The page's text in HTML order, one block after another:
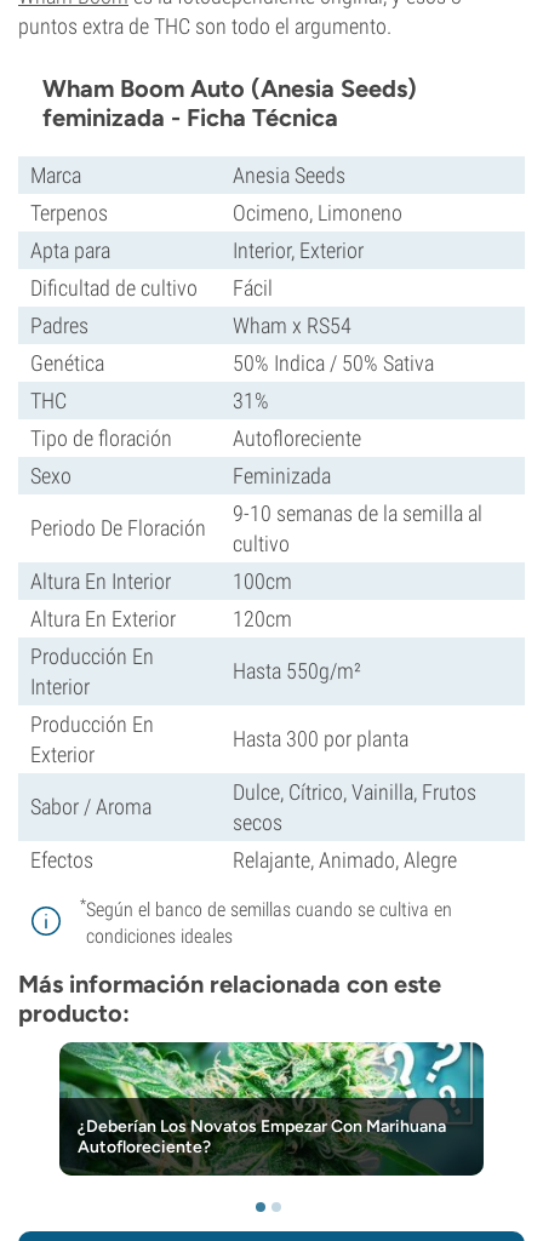
puntos extra de THC son todo el argumento.
Wham Boom Auto (Anesia Seeds)
feminizada - Ficha Técnica
Marca
Anesia Seeds
Terpenos
Ocimeno, Limoneno
Apta para
Interior, Exterior
Dificultad de cultivo
Fácil
Padres
Wham x RS54
Genética
50% Indica / 50% Sativa
THC
31%
Tipo de floración
Autofloreciente
Sexo
Feminizada
Periodo De Floración
9-10 semanas de la semilla al
cultivo
Altura En Interior
100cm
Altura En Exterior
120cm
Producción En
Interior
Hasta 550g/m²
Producción En
Exterior
Hasta 300 por planta
Sabor / Aroma
Dulce, Cítrico, Vainilla, Frutos
secos
Efectos
Relajante, Animado, Alegre
*Según el banco de semillas cuando se cultiva en
condiciones ideales
Más información relacionada con este
producto:
¿Deberían Los Novatos Empezar Con Marihuana
Autofloreciente?